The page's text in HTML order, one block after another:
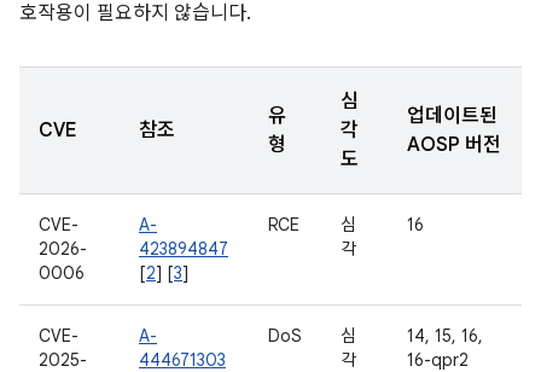
호작용이 필요하지 않습니다.
CVE 참조
유
형
심
각
도
업데이트된
AOSP 버전
CVE-
2026-
0006
A-
423894847
[2] [3]
RCE
심
각
16
CVE-
2025-
A-
444671303
DoS
심
각
14, 15, 16,
16-qpr2